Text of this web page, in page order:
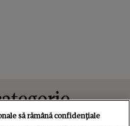
să rămână confidențiale